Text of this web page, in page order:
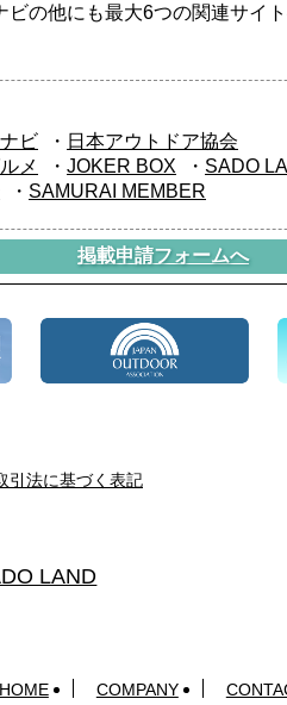
ビの他にも最大6つの関連サイ
ビ
日本アウトドア協会
メ
JOKER BOX
SADO
SAMURAI MEMBER
掲載申請フォームへ
引法に基づく表記
LAND
HOME COMPANY